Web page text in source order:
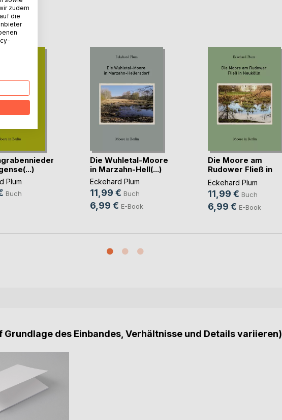
Plum
Buch
Die Wuhletal-Moore
in Marzahn-Hell(...)
Eckehard Plum
11,99 € Buch
6,99 € E-Book
Die Moore am
Rudower Fließ in
Neuk(...)
Eckehard Plum
11,99 € Buch
6,99 € E-Book
des Einbandes, Verhältnisse und Details variieren)
zudem
die